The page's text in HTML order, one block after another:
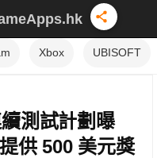
Xbox UBISOFT
測試計劃曝
供 500 美元獎